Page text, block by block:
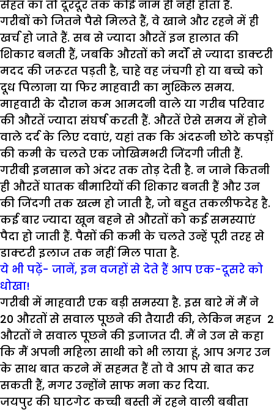
सेहत का तो दूरदूर तक कोई नाम ही नहीं होता है.
गरीबों को जितने पैसे मिलते हैं, वे खाने और रहने में ही
खर्च हो जाते हैं. सब से ज्यादा औरतें इन हालात की
शिकार बनती हैं, जबकि औरतों को मर्दों से ज्यादा डाक्टरी
मदद की जरूरत पड़ती है, चाहे वह जंचगी हो या बच्चे को
दूध पिलाना या फिर माहवारी का मुश्किल समय.
माहवारी के दौरान कम आमदनी वाले या गरीब परिवार
की औरतें ज्यादा संघर्ष करती हैं. औरतें ऐसे समय में होने
वाले दर्द के लिए दवाएं, यहां तक कि अंदरूनी छोटे कपड़ों
की कमी के चलते एक जोखिमभरी जिंदगी जीती हैं.
गरीबी इनसान को अंदर तक तोड़ देती है. न जाने कितनी
ही औरतें घातक बीमारियों की शिकार बनती हैं और उन
की जिंदगी तक खत्म हो जाती है, जो बहुत तकलीफदेह है.
कई बार ज्यादा खून बहने से औरतों को कई समस्याएं
पैदा हो जाती हैं. पैसों की कमी के चलते उन्हें पूरी तरह से
डाक्टरी इलाज तक नहीं मिल पाता है.
ये भी पढ़ें- जानें, इन वजहों से देते हैं आप एक-दूसरे को
धोखा!
गरीबी में माहवारी एक बड़ी समस्या है. इस बारे में मैं ने
20 औरतों से सवाल पूछने की तैयारी की, लेकिन महज 2
औरतों ने सवाल पूछने की इजाजत दी. मैं ने उन से कहा
कि मैं अपनी महिला साथी को भी लाया हूं, आप अगर उन
के साथ बात करने में सहमत हैं तो वे आप से बात कर
सकती हैं, मगर उन्होंने साफ मना कर दिया.
जयपुर की घाटगेट कच्ची बस्ती में रहने वाली बबीता